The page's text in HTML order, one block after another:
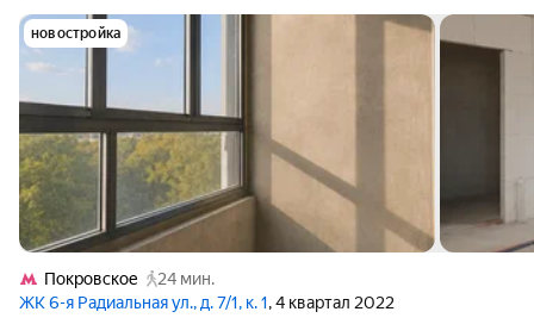
новостройка
Покровское
24 мин.
ЖК 6-я Радиальная ул., д. 7/1, к. 1, 4 квартал 2022